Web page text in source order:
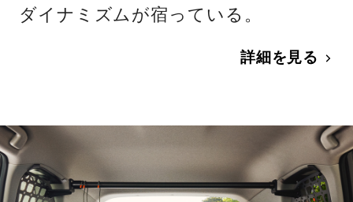
ダイナミズムが宿っている。
詳細を見る